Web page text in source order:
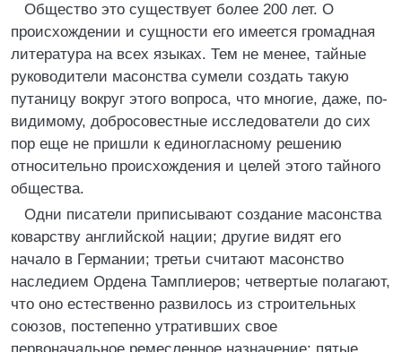
Общество это существует более 200 лет. О
происхождении и сущности его имеется громадная
литература на всех языках. Тем не менее, тайные
руководители масонства сумели создать такую
путаницу вокруг этого вопроса, что многие, даже, по-
видимому, добросовестные исследователи до сих
пор еще не пришли к единогласному решению
относительно происхождения и целей этого тайного
общества.
Одни писатели приписывают создание масонства
коварству английской нации; другие видят его
начало в Германии; третьи считают масонство
наследием Ордена Тамплиеров; четвертые полагают,
что оно естественно развилось из строительных
союзов, постепенно утративших свое